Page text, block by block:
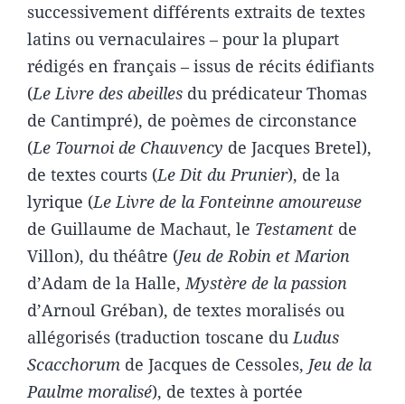
successivement différents extraits de textes
latins ou vernaculaires – pour la plupart
rédigés en français – issus de récits édifiants
(Le Livre des abeilles du prédicateur Thomas
de Cantimpré), de poèmes de circonstance
(Le Tournoi de Chauvency de Jacques Bretel),
de textes courts (Le Dit du Prunier), de la
lyrique (Le Livre de la Fonteinne amoureuse
de Guillaume de Machaut, le Testament de
Villon), du théâtre (Jeu de Robin et Marion
d’Adam de la Halle,Mystère de la passion
d’Arnoul Gréban), de textes moralisés ou
allégorisés (traduction toscane duLudus
Scacchorum de Jacques de Cessoles, Jeu de la
Paulme moralisé), de textes à portée